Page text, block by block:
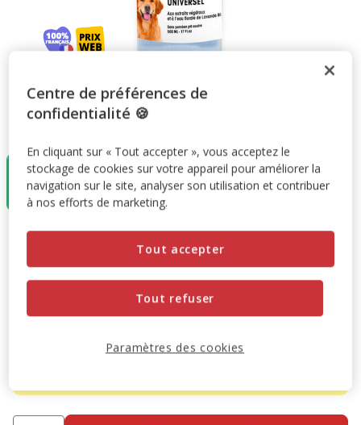
500ml
17.99€
(35.98€ / litre)
Promotion disponible
-10% sur votre première commande* avec votre Carte
Voir conditions
Prix 17.99€, 35.98 EUR par litre
17.99€
Centre de préférences de
confidentialité 🍪
En cliquant sur « Tout accepter », vous acceptez le
stockage de cookies sur votre appareil pour améliorer la
navigation sur le site, analyser son utilisation et contribuer
à nos efforts de marketing.
Tout refuser
Tout accepter
Paramètres des cookies